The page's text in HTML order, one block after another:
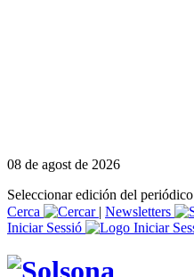
08 de agost de 2026
Seleccionar edición del periódico
Cerca
| Newsletters
Iniciar Sessió